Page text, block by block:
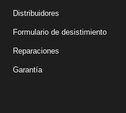
Distribuidores
Formulario de desistimiento
Reparaciones
Garantía